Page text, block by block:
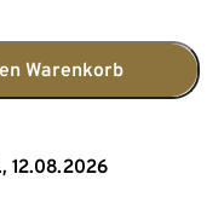
Warenkorb
12.08.2026